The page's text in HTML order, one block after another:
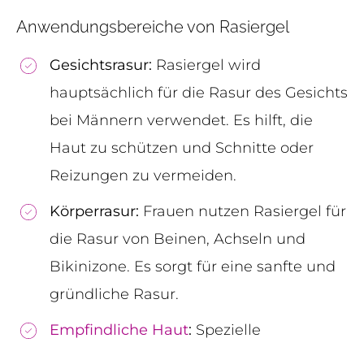
Anwendungsbereiche von Rasiergel
Gesichtsrasur: Rasiergel wird
hauptsächlich für die Rasur des Gesichts
bei Männern verwendet. Es hilft, die
Haut zu schützen und Schnitte oder
Reizungen zu vermeiden.
Körperrasur: Frauen nutzen Rasiergel für
die Rasur von Beinen, Achseln und
Bikinizone. Es sorgt für eine sanfte und
gründliche Rasur.
Empfindliche Haut: Spezielle